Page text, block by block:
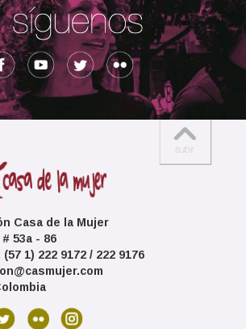
Casa de la Mujer
53a - 86
1) 222 9172 / 222 9176